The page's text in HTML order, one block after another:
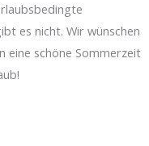
es nicht. Wir wünschen
eine schöne Sommerzeit